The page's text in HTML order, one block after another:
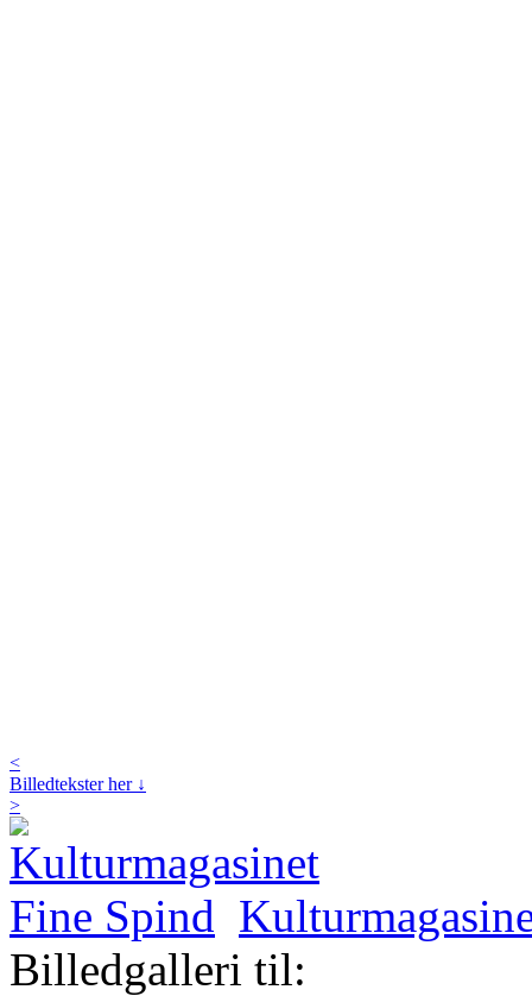
<
Billedtekster her ↓
>
Billedgalleri til: